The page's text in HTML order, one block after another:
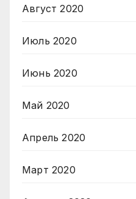
Август 2020
Июль 2020
Июнь 2020
Май 2020
Апрель 2020
Март 2020